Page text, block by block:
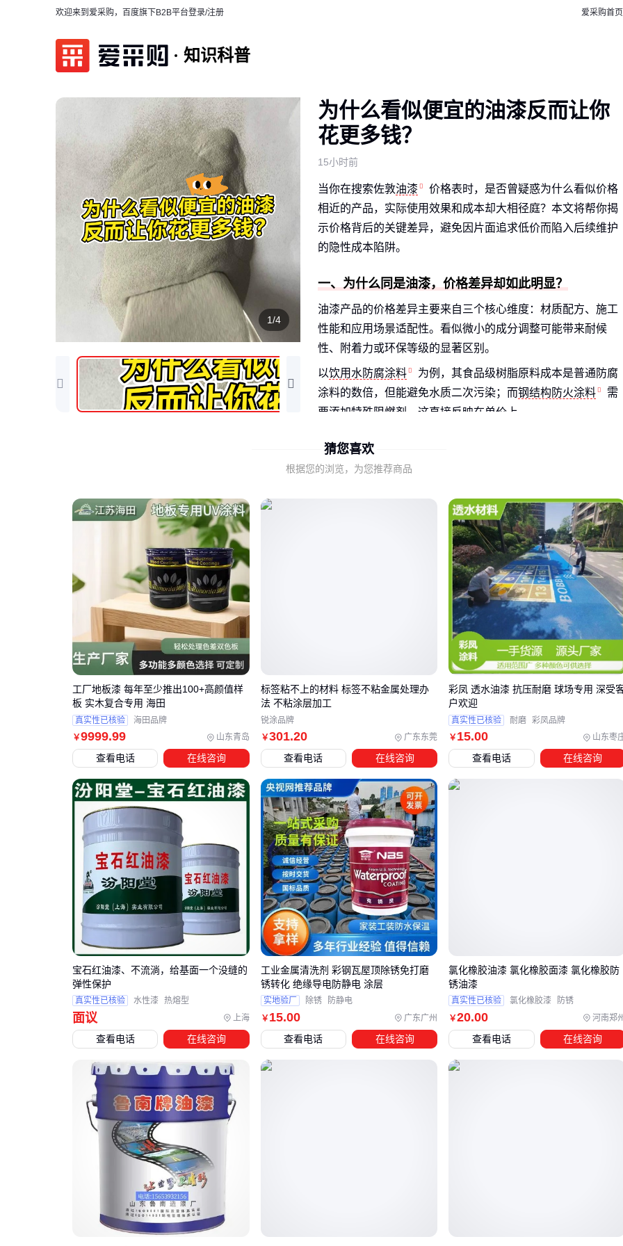
欢迎来到爱采购，百度旗下B2B平台登录/注册 爱采购首页
知识科普
1/4
为什么看似便宜的油漆反而让你
花更多钱？
15小时前
当你在搜索佐敦油漆
价格表时，是否曾疑惑为什么看似价格
相近的产品，实际使用效果和成本却大相径庭？本文将帮你揭
示价格背后的关键差异，避免因片面追求低价而陷入后续维护
的隐性成本陷阱。
一、为什么同是油漆，价格差异却如此明显？
油漆产品的价格差异主要来自三个核心维度：材质配方、施工
性能和应用场景适配性。看似微小的成分调整可能带来耐候
性、附着力或环保等级的显著区别。
以饮用水防腐涂料
为例，其食品级树脂原料成本是普通防腐
涂料的数倍，但能避免水质二次污染；而钢结构防火涂料
需
要添加特殊阻燃剂，这直接反映在单价上。
压缩成本，这会导致涂布率下降和返工频率增加——最终每平
方米的实际成本可能反而更高。
二、佐敦醇酸防锈底漆：不同场景的价格价值匹配逻辑
作为金属基材处理的常用选择，其价格区间差
异主要体现在锈转化能力、干燥速度和配套兼容性上。对于需
要快速周转的工地，快干型虽然单价略高，但能节省整体工期
潮湿环境下的钢结构应优先考虑含锈转化剂的水性配方，尽管
高，但能省去喷砂除锈工序；而干燥地
区的仓储设备则可以选择基础型号。
值得注意的是，部分低价产品通过减少防锈颜料比例来降低成
本，这会导致漆膜防护周期缩短，在腐蚀性环境中可能需提前
补涂，反而增加长期支出。
三、如何根据实际需求选择最合适的油漆产品？
选择油漆产品时，不能仅凭价格判断，而应该根据具体的使用
场景和需求来决定。不同的场景对油漆的性能要求差异明显，
选错产品可能导致后续维护成本增加或效果不理想。
对于需要防腐防锈的工业环境，如管道、钢结构等，油性漆
因其优异的耐化学性和附着力，是更合适的选择。这类产品
虽然单价可能较高，但长期来看能有效延长构件寿命。
如果是家庭装修中的墙面装饰，且预算有限或追求快速施
工，墙纸
等替代方案可能更实用。墙纸不仅能快速美化空
间，某些防水防潮型号还能适应潮湿环境。
油性漆特别适合需要长期防腐的场景，比如工业设施或潮湿环
境。它的溶剂类型决定了其较强的耐候性和防锈能力，但施工
时需要注意通风和防护。
墙纸作为替代方案，更适合追求装饰效果和快速施工的场合。
选择时需注意其阻燃等级和耐水性，尤其是用于厨房、卫生间
猜您喜欢
根据您的浏览，为您推荐商品
￥9999.99 山东青岛
工厂地板漆 每年至少推出100+高颜值样
板 实木复合专用 海田
真实性已核验 海田品牌
查看电话 在线咨询
￥301.20 广东东莞
标签粘不上的材料 标签不粘金属处理办
法 不粘涂层加工
锐涂品牌
查看电话 在线咨询
￥ 15.00 山东枣
彩凤 透水油漆 抗压耐磨 球场专用 深受
户欢迎
真实性已核验 耐磨 彩凤品牌
查看电话 在线咨询
面议 上海
宝石红油漆、不流淌，给基面一个没缝的
弹性保护
真实性已核验 水性漆 热熔型
查看电话 在线咨询
￥ 15.00 广东广州
工业金属清洗剂 彩钢瓦屋顶除锈免打磨
锈转化 绝缘导电防静电 涂层
实地验厂 除锈 防静电
查看电话 在线咨询
￥20.00 河南郑
氯化橡胶油漆 氯化橡胶面漆 氯化橡胶防
锈油漆
真实性已核验 氯化橡胶漆 防锈
查看电话 在线咨询